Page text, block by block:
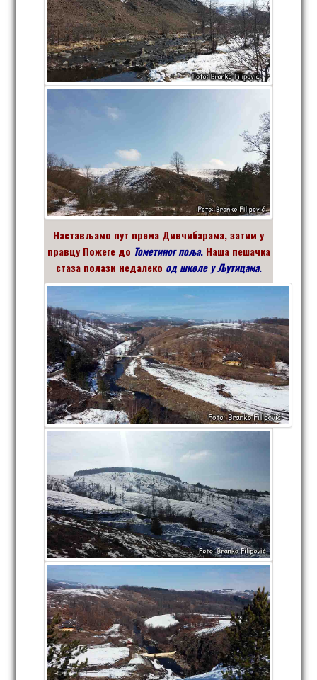
Настављамо пут према Дивчибарама, затим у
правцу Пожеге до Тометиног поља.Наша пешачка
стаза полази недалеко од школе у Љутицама.